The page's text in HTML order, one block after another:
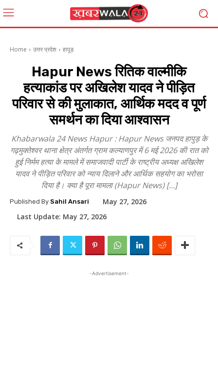
Home उत्तर प्रदेश हापुड़
Hapur News रितिक वाल्मीकि
हत्याकांड पर अखिलेश यादव ने पीड़ित
परिवार से की मुलाकात, आर्थिक मदद व पूर्ण
समर्थन का दिया आश्वासन
Khabarwala 24 News Hapur : Hapur News जनपद हापुड़ के
गढ़मुक्तेश्वर थाना क्षेत्र अंतर्गत ग्राम कल्याणपुर में 6 मई 2026 की रात को
हुई निर्मम हत्या के मामले में समाजवादी पार्टी के राष्ट्रीय अध्यक्ष अखिलेश
यादव ने पीड़ित परिवार को न्याय दिलाने और आर्थिक सहयोग का भरोसा
दिया है। क्या है पूरा मामला (Hapur News) […]
Published By Sahil Ansari
May 27, 2026
Last Update: May 27, 2026
-Advertisement-